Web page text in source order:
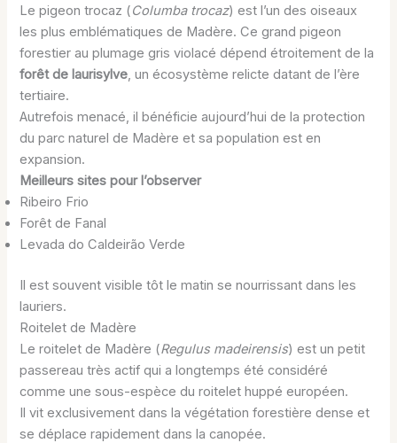
Le pigeon trocaz (Columba trocaz) est l’un des oiseaux
les plus emblématiques de Madère. Ce grand pigeon
forestier au plumage gris violacé dépend étroitement de la
forêt de laurisylve, un écosystème relicte datant de l’ère
tertiaire.
Autrefois menacé, il bénéficie aujourd’hui de la protection
du parc naturel de Madère et sa population est en
expansion.
Meilleurs sites pour l’observer
Ribeiro Frio
Forêt de Fanal
Levada do Caldeirão Verde
Il est souvent visible tôt le matin se nourrissant dans les
lauriers.
Roitelet de Madère
Le roitelet de Madère (Regulus madeirensis) est un petit
passereau très actif qui a longtemps été considéré
comme une sous-espèce du roitelet huppé européen.
Il vit exclusivement dans la végétation forestière dense et
se déplace rapidement dans la canopée.